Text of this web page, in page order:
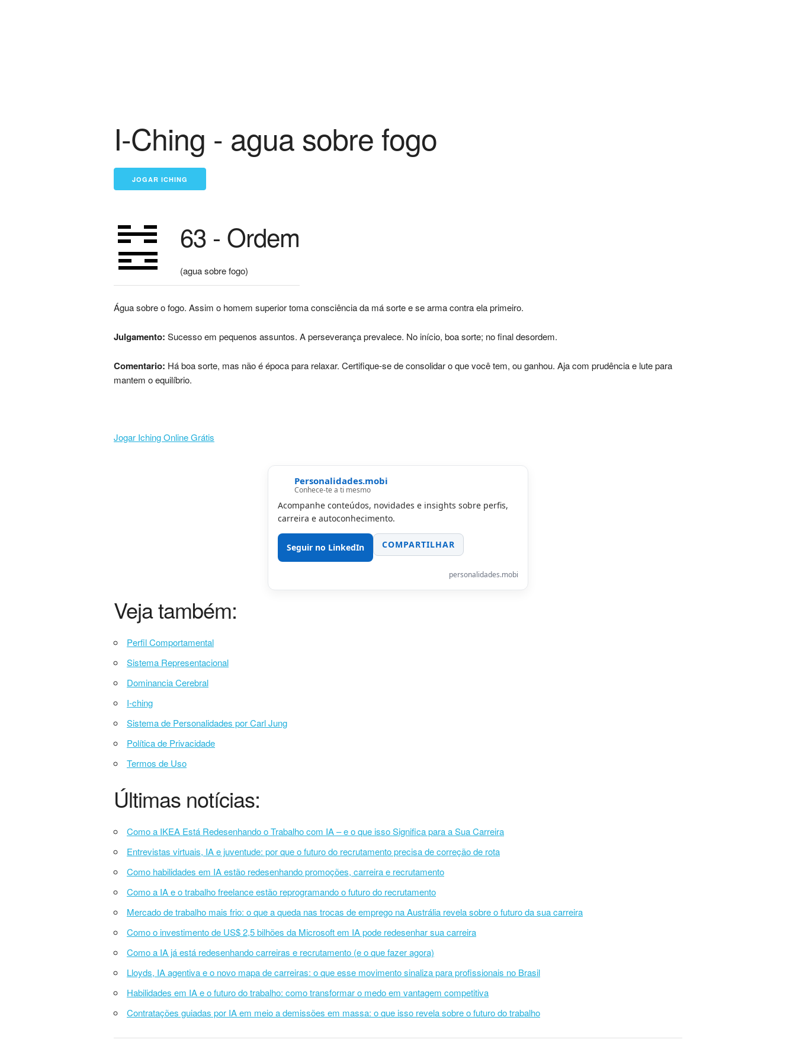
I-Ching - agua sobre fogo
63 - Ordem
(agua sobre fogo)
Água sobre o fogo. Assim o homem superior toma consciência da má sorte e se arma contra ela primeiro.
Julgamento: Sucesso em pequenos assuntos. A perseverança prevalece. No início, boa sorte; no final desordem.
Comentario: Há boa sorte, mas não é época para relaxar. Certifique-se de consolidar o que você tem, ou ganhou. Aja com prudência e lute para
mantem o equilíbrio.
Jogar Iching Online Grátis
Personalidades.mobi
Conhece-te a ti mesmo
Acompanhe conteúdos, novidades e insights sobre perfis,
carreira e autoconhecimento.
Seguir no LinkedIn COMPARTILHAR
personalidades.mobi
Veja também:
Perfil Comportamental
Sistema Representacional
Dominancia Cerebral
I-ching
Sistema de Personalidades por Carl Jung
Política de Privacidade
Termos de Uso
Últimas notícias:
Como a IKEA Está Redesenhando o Trabalho com IA – e o que isso Significa para a Sua Carreira
Entrevistas virtuais, IA e juventude: por que o futuro do recrutamento precisa de correção de rota
Como habilidades em IA estão redesenhando promoções, carreira e recrutamento
Como a IA e o trabalho freelance estão reprogramando o futuro do recrutamento
Mercado de trabalho mais frio: o que a queda nas trocas de emprego na Austrália revela sobre o futuro da sua carreira
Como o investimento de US$ 2,5 bilhões da Microsoft em IA pode redesenhar sua carreira
Como a IA já está redesenhando carreiras e recrutamento (e o que fazer agora)
Lloyds, IA agentiva e o novo mapa de carreiras: o que esse movimento sinaliza para profissionais no Brasil
Habilidades em IA e o futuro do trabalho: como transformar o medo em vantagem competitiva
Contratações guiadas por IA em meio a demissões em massa: o que isso revela sobre o futuro do trabalho